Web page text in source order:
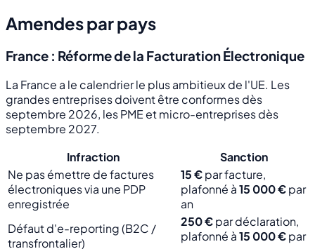
Amendes par pays
France : Réforme de la Facturation Électronique
La France a le calendrier le plus ambitieux de l'UE. Les
grandes entreprises doivent être conformes dès
septembre 2026, les PME et micro-entreprises dès
septembre 2027.
Infraction
Sanction
Ne pas émettre de factures
électroniques via une PDP
enregistrée
15 €par facture,
plafonné à15 000 €par
an
Défaut d'e-reporting (B2C /
transfrontalier)
250 €par déclaration,
plafonné à15 000 €par